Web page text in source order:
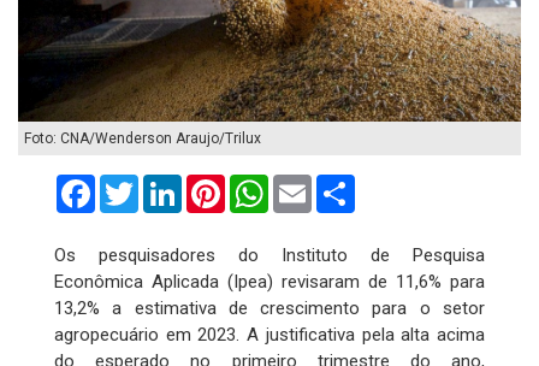
Foto: CNA/Wenderson Araujo/Trilux
FacebookTwitterLinkedInPinterestWhatsApp
Email
Os pesquisadores do Instituto de Pesquisa
Econômica Aplicada (Ipea) revisaram de 11,6% para
13,2% a estimativa de crescimento para o setor
agropecuário em 2023. A justificativa pela alta acima